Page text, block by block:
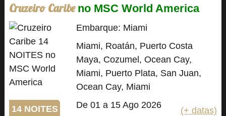
Cruzeiro Caribe no MSC World America
14 NOITES
Embarque: Miami
Miami, Roatán, Puerto Costa
Maya, Cozumel, Ocean Cay,
Miami, Puerto Plata, San Juan,
Ocean Cay, Miami
De 01 a 15 Ago 2026
(+ datas)